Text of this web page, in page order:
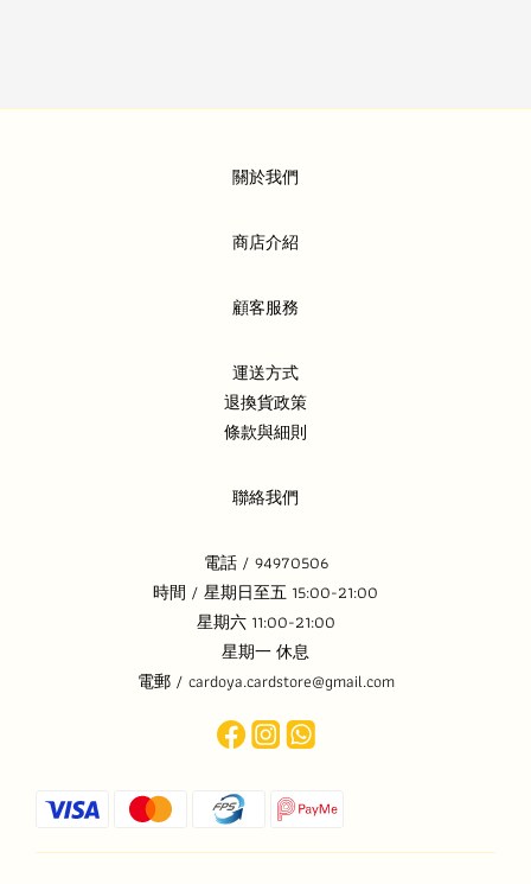
關於我們
商店介紹
顧客服務
運送方式
退換貨政策
條款與細則
聯絡我們
電話 / 94970506
時間 / 星期日至五 15:00-21:00
星期六 11:00-21:00
星期一 休息
電郵 / cardoya.cardstore@gmail.com